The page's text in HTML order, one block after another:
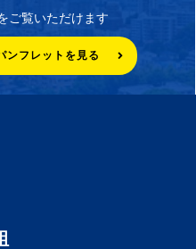
ご覧いただけます
ンフレットを見る